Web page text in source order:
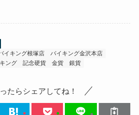
イキング根塚店
バイキング金沢本店
ング
記念硬貨 金貨 銀貨
たらシェアしてね！